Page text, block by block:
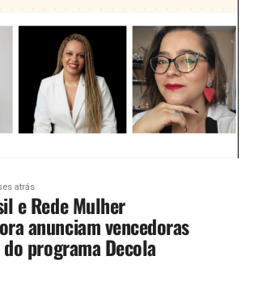
atrás
e Rede Mulher
anunciam vencedoras
programa Decola